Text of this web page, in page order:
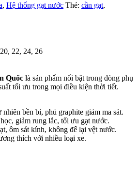
, Hệ thống gạt nước Thẻ: cần gạt,
22, 24, 26
Quốc là sản phẩm nổi bật trong dòng phụ
tối ưu trong mọi điều kiện thời tiết.
nhiên bền bỉ, phủ graphite giảm ma sát.
giảm rung lắc, tối ưu gạt nước.
ôm sát kính, không để lại vệt nước.
thích với nhiều loại xe.